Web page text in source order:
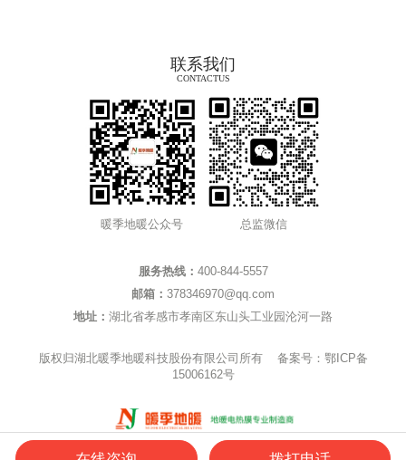
联系我们
CONTACTUS
暖季地暖公众号 总监微信
服务热线： 400-844-5557
邮箱： 378346970@qq.com
地址： 湖北省孝感市孝南区东山头工业园沦河一路
版权归湖北暖季地暖科技股份有限公司所有 备案号： 鄂ICP备
15006162号